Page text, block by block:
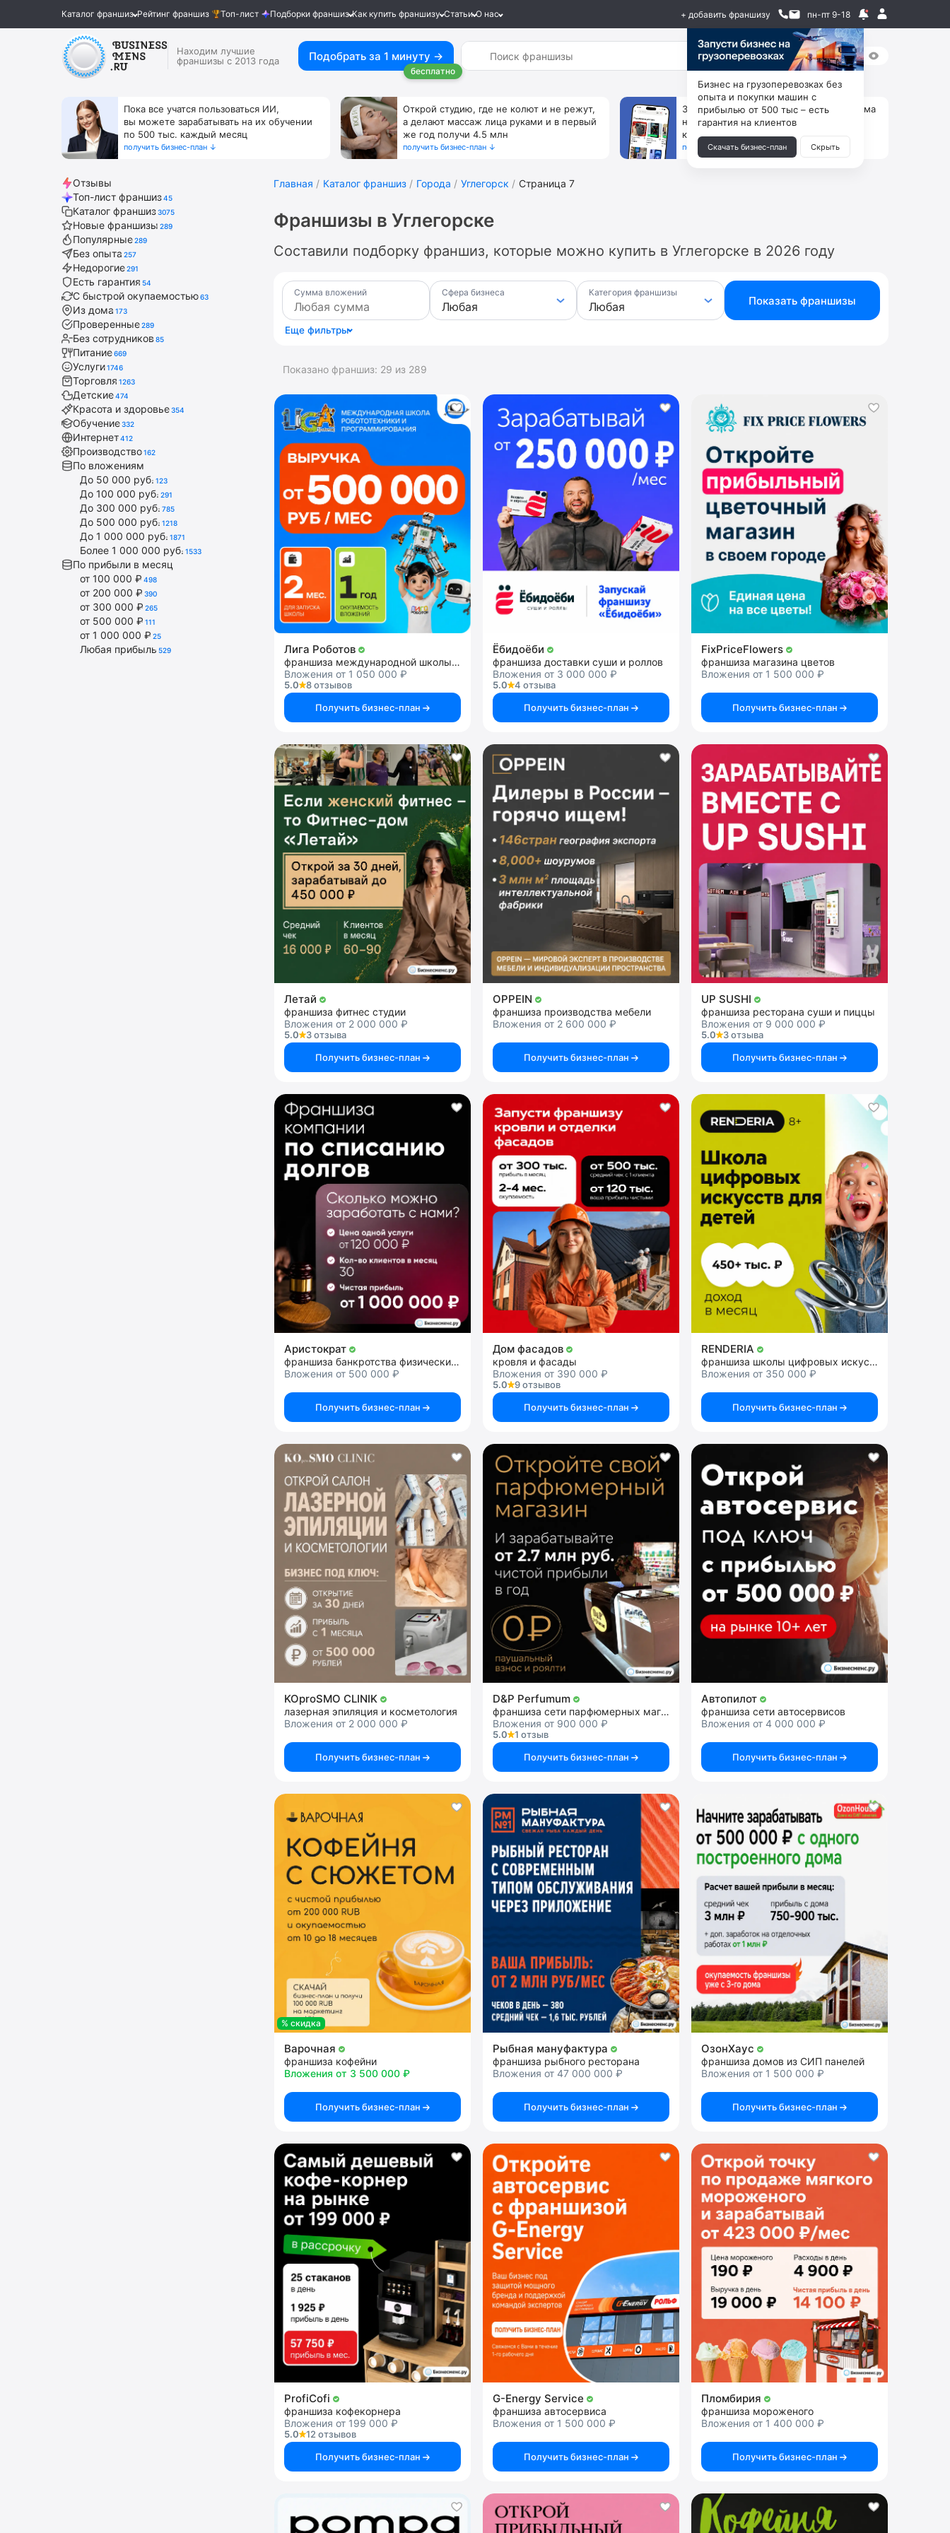
Каталог франшиз Рейтинг франшиз Топ-лист Подборки франшиз Как купить франшизу Статьи О нас + добавить франшизу пн-пт 9-18
Находим лучшие
франшизы с 2013 года
Подобрать за 1 минуту →
бесплатно
Пока все учатся пользоваться ИИ,
вы можете зарабатывать на их обучении
по 500 тыс. каждый месяц
получить бизнес-план ↓
Открой студию, где не колют и не режут,
а делают массаж лица руками и в первый
же год получи 4.5 млн
получить бизнес-план ↓
За 90 тыс. открой магазин на Авито, дома
ни коробок, ни товара, ни склада, зато
каждый месяц +125 тыс. чистыми
получить бизнес-план ↓
Отзывы
Топ-лист франшиз45
Каталог франшиз3075
Новые франшизы 289
Популярные289
Без опыта 257
Недорогие291
Есть гарантия 54
С быстрой окупаемостью63
Из дома 173
Проверенные289
Без сотрудников 85
Питание669
Услуги1746
Торговля 1263
Детские474
Красота и здоровье354
Обучение332
Интернет412
Производство162
По вложениям
До 50 000 руб. 123
До 100 000 руб. 291
До 300 000 руб. 785
До 500 000 руб. 1218
До 1 000 000 руб. 1871
Более 1 000 000 руб. 1533
По прибыли в месяц
от 100 000 ₽ 498
от 200 000 ₽ 390
от 300 000 ₽ 265
от 500 000 ₽ 111
от 1 000 000 ₽ 25
Любая прибыль 529
Главная Каталог франшиз Города Углегорск Страница 7
Франшизы в Углегорске
Составили подборку франшиз, которые можно купить в Углегорске в 2026 году
Сумма вложений Сфера бизнеса Категория франшизы
Показать франшизы
Еще фильтры
Показано франшиз: 29 из 289
Лига Роботов
франшиза международной школы робототехники и программирования
Вложения от 1 050 000 ₽
5.0
8 отзывов
Получить бизнес-план
Ёбидоёби
франшиза доставки суши и роллов
Вложения от 3 000 000 ₽
5.0
4 отзыва
Получить бизнес-план
FixPriceFlowers
франшиза магазина цветов
Вложения от 1 500 000 ₽
Получить бизнес-план
Летай
франшиза фитнес студии
Вложения от 2 000 000 ₽
5.0
3 отзыва
Получить бизнес-план
OPPEIN
франшиза производства мебели
Вложения от 2 600 000 ₽
Получить бизнес-план
UP SUSHI
франшиза ресторана суши и пиццы
Вложения от 9 000 000 ₽
5.0
3 отзыва
Получить бизнес-план
Аристократ
франшиза банкротства физических лиц ЮК
Вложения от 500 000 ₽
Получить бизнес-план
Дом фасадов
кровля и фасады
Вложения от 390 000 ₽
5.0
9 отзывов
Получить бизнес-план
RENDERIA
франшиза школы цифровых искусств
Вложения от 350 000 ₽
Получить бизнес-план
KOproSMO CLINIK
лазерная эпиляция и косметология
Вложения от 2 000 000 ₽
Получить бизнес-план
D&P Perfumum
франшиза сети парфюмерных магазинов
Вложения от 900 000 ₽
5.0
1 отзыв
Получить бизнес-план
Автопилот
франшиза сети автосервисов
Вложения от 4 000 000 ₽
Получить бизнес-план
% скидка
Варочная
франшиза кофейни
Вложения от 3 500 000 ₽
Получить бизнес-план
Рыбная мануфактура
франшиза рыбного ресторана
Вложения от 47 000 000 ₽
Получить бизнес-план
ОзонХаус
франшиза домов из СИП панелей
Вложения от 1 500 000 ₽
Получить бизнес-план
ProfiCofi
франшиза кофекорнера
Вложения от 199 000 ₽
5.0
12 отзывов
Получить бизнес-план
G-Energy Service
франшиза автосервиса
Вложения от 1 500 000 ₽
Получить бизнес-план
Пломбирия
франшиза мороженого
Вложения от 1 400 000 ₽
Получить бизнес-план
Бизнес на грузоперевозках без
опыта и покупки машин с
прибылью от 500 тыс – есть
гарантия на клиентов
Скачать бизнес-план Скрыть